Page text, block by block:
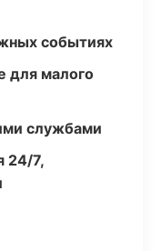
событиях
для малого
службами
24/7,